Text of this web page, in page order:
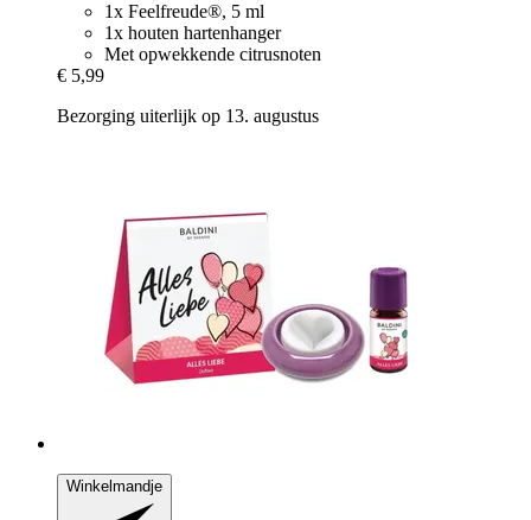
1x Feelfreude®, 5 ml
1x houten hartenhanger
Met opwekkende citrusnoten
€ 5,99
Bezorging uiterlijk op 13. augustus
Winkelmandje